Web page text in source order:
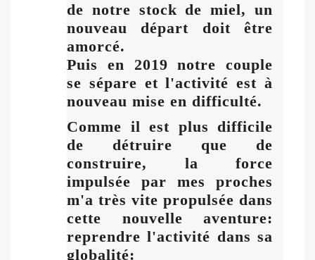
de notre stock de miel, un
nouveau départ doit être
amorcé.
Puis en 2019 notre couple
se sépare et l'activité est à
nouveau mise en difficulté.
Comme il est plus difficile
de détruire que de
construire, la force
impulsée par mes proches
m'a très vite propulsée dans
cette nouvelle aventure:
reprendre l'activité dans sa
globalité: